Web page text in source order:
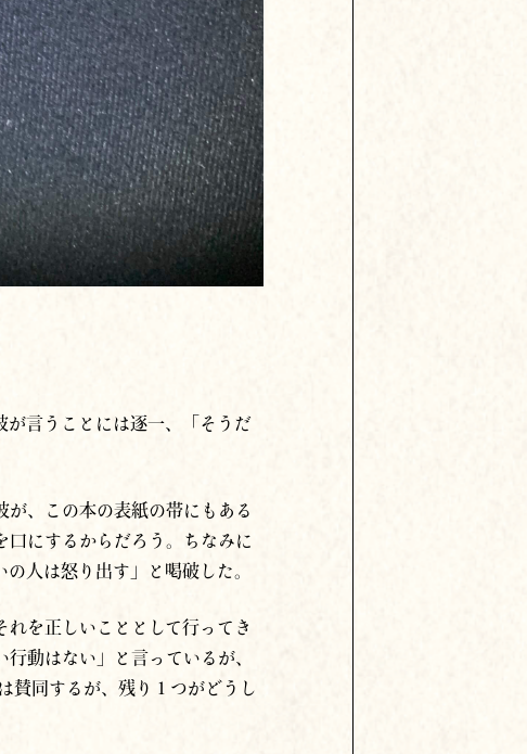
が言うことには逐一、「そうだ
、この本の表紙の帯にもある
口にするからだろう。ちなみに
人は怒り出す」と喝破した。
を正しいこととして行ってき
動はない」と言っているが、
賛同するが、残り１つがどうし